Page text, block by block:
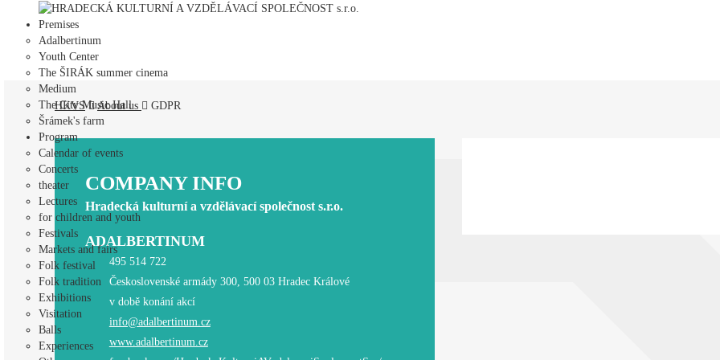
Premises
Adalbertinum
Youth Center
The ŠIRÁK summer cinema
Medium
The City Music Hall
Šrámek's farm
Program
Calendar of events
Concerts
theater
Lectures
for children and youth
Festivals
Markets and fairs
Folk festival
Folk tradition
Exhibitions
Visitation
Balls
Experiences
HKVS About us GDPR
COMPANY INFO
Hradecká kulturní a vzdělávací společnost s.r.o.
ADALBERTINUM
495 514 722
Československé armády 300, 500 03 Hradec Králové
v době konání akcí
info@adalbertinum.cz
www.adalbertinum.cz